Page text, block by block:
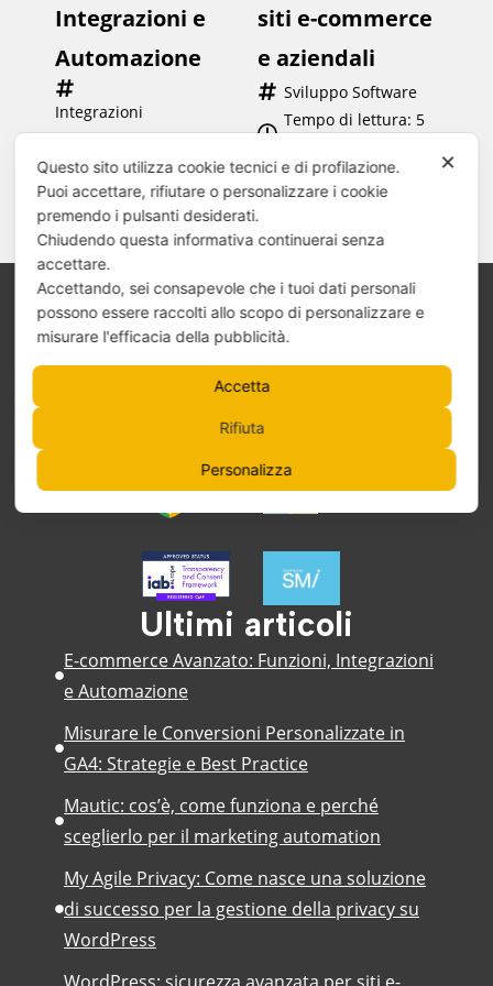
Integrazioni e
Automazione
Integrazioni
personalizzate
Tempo di lettura: 6
minuti
siti e-commerce
e aziendali
Sviluppo Software
Tempo di lettura: 5
Ultimi articoli
E-commerce Avanzato: Funzioni, Integrazioni
e Automazione
Misurare le Conversioni Personalizzate in
GA4: Strategie e Best Practice
Mautic: cos’è, come funziona e perché
sceglierlo per il marketing automation
My Agile Privacy: Come nasce una soluzione
di successo per la gestione della privacy su
WordPress
Progetti web avanzati
Hosting professionale e gestito
Sviluppo software
Integrazioni personalizzate
Espansione internazionale
✕
Questo sito utilizza cookie tecnici e di profilazione.
Puoi accettare, rifiutare o personalizzare i cookie
premendo i pulsanti desiderati.
Chiudendo questa informativa continuerai senza
accettare.
Accettando, sei consapevole che i tuoi dati personali
possono essere raccolti allo scopo di personalizzare e
misurare l'efficacia della pubblicità.
Accetta
Rifiuta
Personalizza